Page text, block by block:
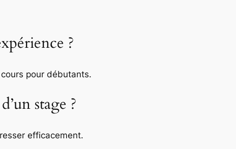
?
pour débutants.
stage ?
efficacement.